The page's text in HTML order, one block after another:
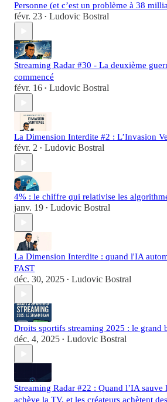
Personne (et c’est un problème à 38
févr. 23 • Ludovic Bostral
Streaming Radar #30 - La deuxième
commencé
févr. 16 • Ludovic Bostral
La Dimension Interdite #2 : L’Invasion
févr. 2 • Ludovic Bostral
4% : le chiffre qui relativise les
janv. 19 • Ludovic Bostral
La Dimension Interdite : quand l'IA
FAST
déc. 30, 2025 • Ludovic Bostral
Droits sportifs streaming 2025 : le grand
déc. 4, 2025 • Ludovic Bostral
Streaming Radar #22 : Quand l’IA sauve
achève la TV, et les créateurs achètent